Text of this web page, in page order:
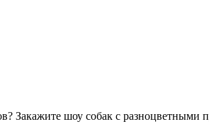
Закажите шоу собак с